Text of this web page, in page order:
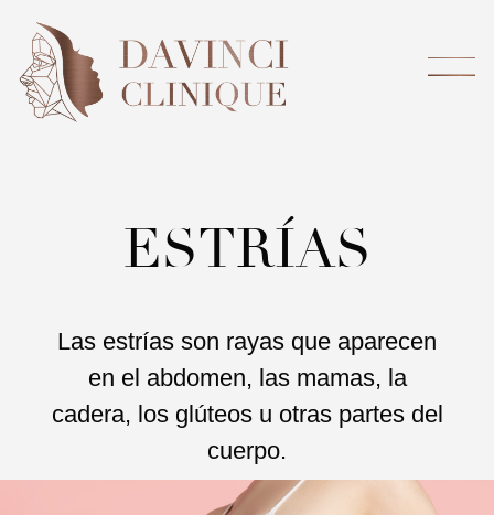
Las estrías son rayas que aparecen
en el abdomen, las mamas, la